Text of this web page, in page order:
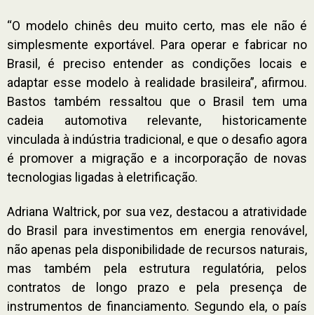
“O modelo chinês deu muito certo, mas ele não é
simplesmente exportável. Para operar e fabricar no
Brasil, é preciso entender as condições locais e
adaptar esse modelo à realidade brasileira”, afirmou.
Bastos também ressaltou que o Brasil tem uma
cadeia automotiva relevante, historicamente
vinculada à indústria tradicional, e que o desafio agora
é promover a migração e a incorporação de novas
tecnologias ligadas à eletrificação.
Adriana Waltrick, por sua vez, destacou a atratividade
do Brasil para investimentos em energia renovável,
não apenas pela disponibilidade de recursos naturais,
mas também pela estrutura regulatória, pelos
contratos de longo prazo e pela presença de
instrumentos de financiamento. Segundo ela, o país